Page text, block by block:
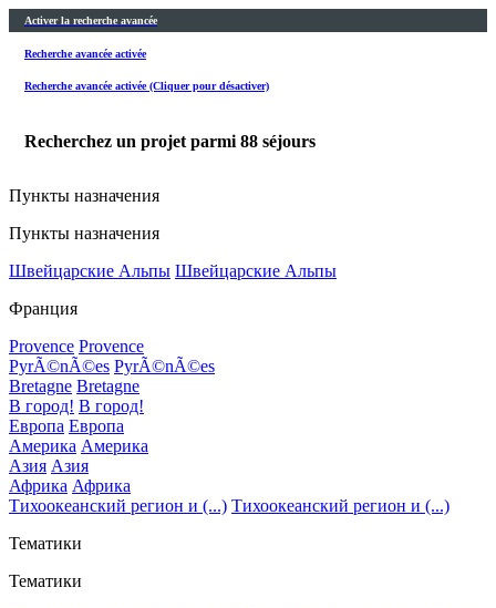
Activer la recherche avancée
Recherche avancée activée
Recherche avancée activée (Cliquer pour désactiver)
Recherchez un projet parmi 88 séjours
Пункты назначения
Пункты назначения
Швейцарские Альпы Швейцарские Альпы
Франция
Provence Provence
PyrÃ©nÃ©es PyrÃ©nÃ©es
Bretagne Bretagne
В город! В город!
Европа Европа
Америка Америка
Азия Азия
Африка Африка
Тихоокеанский регион и (...) Тихоокеанский регион и (...)
Тематики
Тематики